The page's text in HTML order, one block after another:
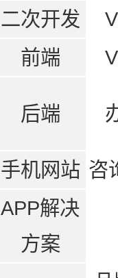
二次开发
前端
后端
手机网站 咨
APP解决
方案